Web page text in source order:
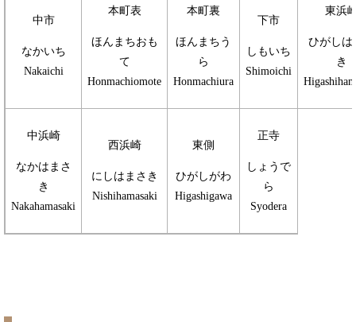
中市
なかいち
Nakaichi
本町表
ほんまちおも
て
Honmachiomote
本町裏
ほんまちう
ら
Honmachiura
下市
しもいち
Shimoichi
東浜
ひがしは
き
中浜崎
なかはまさ
き
Nakahamasaki
西浜崎
にしはまさき
Nishihamasaki
東側
ひがしがわ
Higashigawa
正寺
しょうで
ら
Syodera